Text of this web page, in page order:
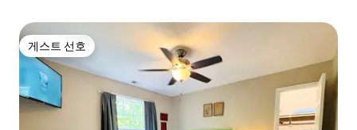
게스트 선호
게스트 선호